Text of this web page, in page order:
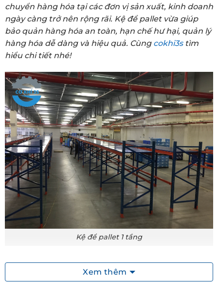
chuyển hàng hóa tại các đơn vị sản xuất, kinh doanh
ngày càng trở nên rộng rãi. Kệ để pallet vừa giúp
bảo quản hàng hóa an toàn, hạn chế hư hại, quản lý
hàng hóa dễ dàng và hiệu quả. Cùng cokhi3stìm
hiểu chi tiết nhé!
Kệ để pallet 1 tầng
Kệ để Pallet là gì?
Kệ pallethay (kệ để pallet) là dòng kệ để
Xem thêm